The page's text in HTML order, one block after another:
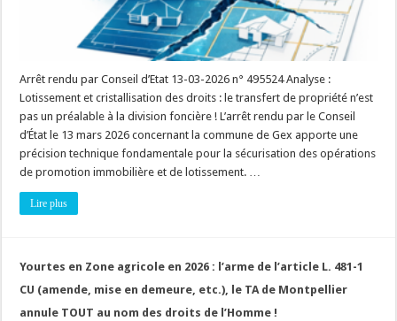
pas
un
préalable
à
division
foncière
!
Arrêt rendu par Conseil d’Etat 13-03-2026 n° 495524 Analyse :
Lotissement et cristallisation des droits : le transfert de propriété n’est
pas un préalable à la division foncière ! L’arrêt rendu par le Conseil
d’État le 13 mars 2026 concernant la commune de Gex apporte une
précision technique fondamentale pour la sécurisation des opérations
de promotion immobilière et de lotissement. …
Lire plus
Yourtes en Zone agricole en 2026 : l’arme de l’article L. 481-1
CU (amende, mise en demeure, etc.), le TA de Montpellier
annule TOUT au nom des droits de l’Homme !